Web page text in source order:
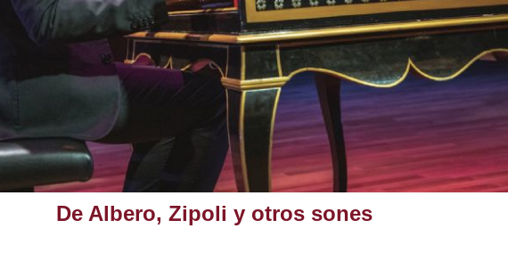
De Albero, Zipoli y otros sones